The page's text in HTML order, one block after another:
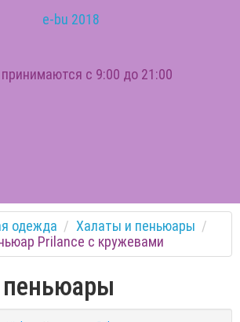
с 9:00 до 21:00
одежда
Халаты и пеньюары
Prilance с кружевами